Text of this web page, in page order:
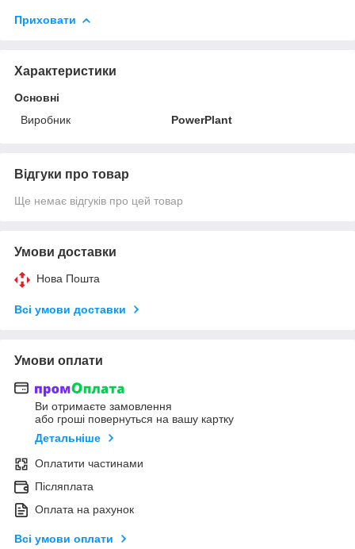
Приховати
Характеристики
Основні
Виробник
PowerPlant
Відгуки про товар
Ще немає відгуків про цей товар
Умови доставки
Нова Пошта
Всі умови доставки
Умови оплати
Ви отримаєте замовлення
або гроші повернуться на вашу картку
Детальніше
Оплатити частинами
Післяплата
Оплата на рахунок
Всі умови оплати